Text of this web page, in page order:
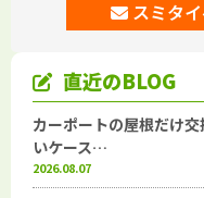
スミタ
直近のBLOG
カーポートの屋根だけ
いケース…
2026.08.07